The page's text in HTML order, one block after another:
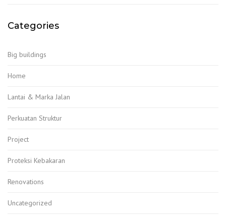
Categories
Big buildings
Home
Lantai & Marka Jalan
Perkuatan Struktur
Project
Proteksi Kebakaran
Renovations
Uncategorized